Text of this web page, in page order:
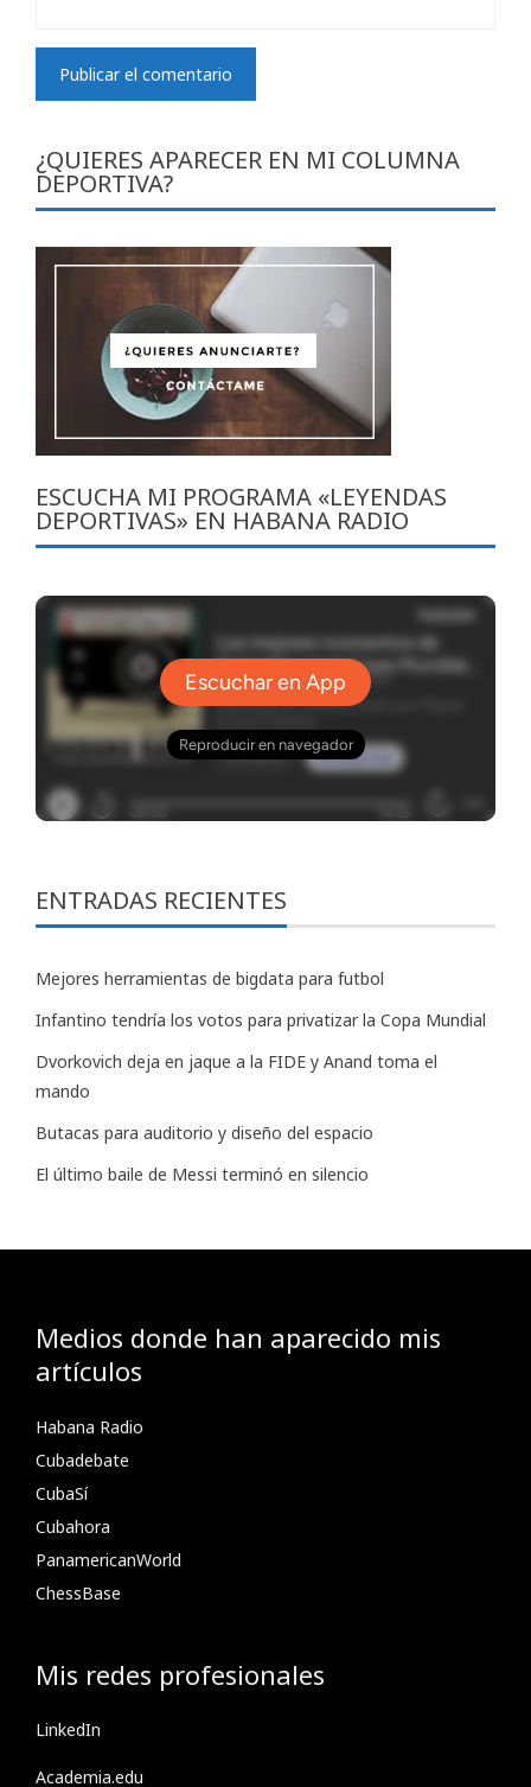
¿QUIERES APARECER EN MI COLUMNA
DEPORTIVA?
ESCUCHA MI PROGRAMA «LEYENDAS
DEPORTIVAS» EN HABANA RADIO
ENTRADAS RECIENTES
Mejores herramientas de bigdata para futbol
Infantino tendría los votos para privatizar la Copa Mundial
Dvorkovich deja en jaque a la FIDE y Anand toma el
mando
Butacas para auditorio y diseño del espacio
El último baile de Messi terminó en silencio
Medios donde han aparecido mis
artículos
Habana Radio
Cubadebate
CubaSí
Cubahora
PanamericanWorld
ChessBase
Mis redes profesionales
LinkedIn
Academia.edu